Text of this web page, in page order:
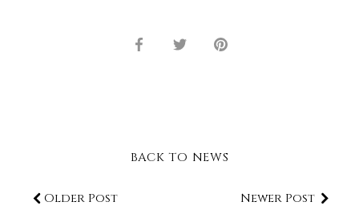
Share Share Pin
BACK TO NEWS
Older Post Newer Post